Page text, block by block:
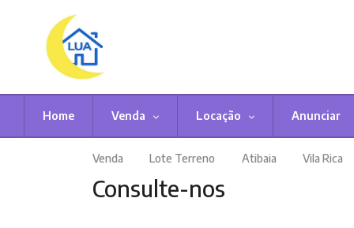
Home Venda Locação Anunciar
0 imagens
Venda Lote Terreno Atibaia Vila Rica
Consulte-nos